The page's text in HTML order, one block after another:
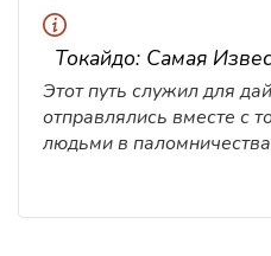
Токайдо: Самая
Этот путь служил для
отправлялись вместе с
людьми в